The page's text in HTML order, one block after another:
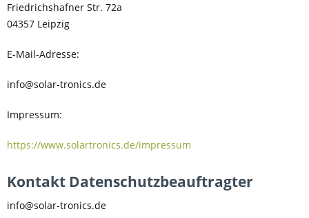
Friedrichshafner Str. 72a
04357 Leipzig
E-Mail-Adresse:
info@solar-tronics.de
Impressum:
https://www.solartronics.de/impressum
Kontakt Datenschutzbeauftragter
info@solar-tronics.de